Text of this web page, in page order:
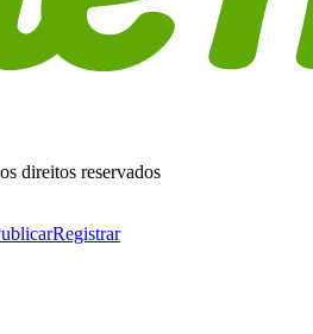
direitos reservados
Registrar